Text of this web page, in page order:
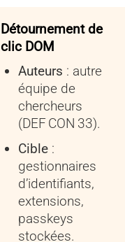
Détournement de
clic DOM
Auteurs : autre
équipe de
chercheurs
(DEF CON 33).
Cible:
gestionnaires
d’identifiants,
extensions,
passkeys
stockées.